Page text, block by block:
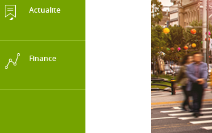
Actualité
Finance